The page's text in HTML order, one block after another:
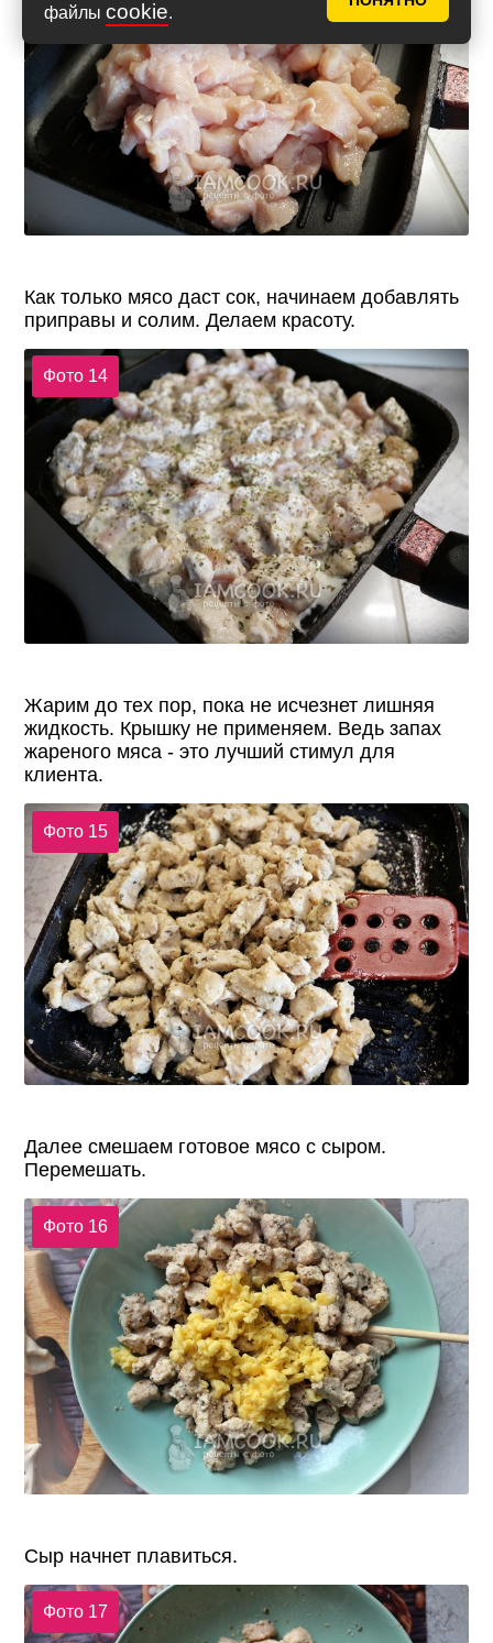
файлы cookie.
Как только мясо даст сок, начинаем добавлять
приправы и солим. Делаем красоту.
Фото 14
Жарим до тех пор, пока не исчезнет лишняя
жидкость. Крышку не применяем. Ведь запах
жареного мяса - это лучший стимул для
клиента.
Фото 15
Далее смешаем готовое мясо с сыром.
Перемешать.
Фото 16
Сыр начнет плавиться.
Фото 17